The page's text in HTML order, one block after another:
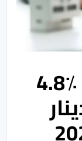
نمو قروض التجزئة ٪4.8
دينار